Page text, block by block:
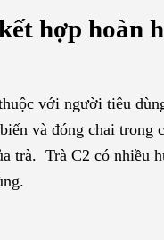
hợp hoàn
với người tiêu
và đóng chai trong
trà. Trà C2 có nhiều